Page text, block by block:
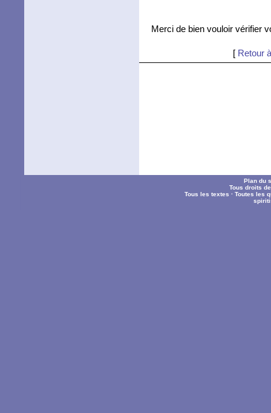
Merci de bien vouloir vérifier
[ Retour
Plan du
Tous droits
Tous les textes ·Toutes les